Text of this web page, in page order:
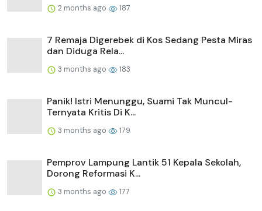
2 months ago 187
7 Remaja Digerebek di Kos Sedang Pesta Miras
dan Diduga Rela...
3 months ago 183
Panik! Istri Menunggu, Suami Tak Muncul-
Ternyata Kritis Di K...
3 months ago 179
Pemprov Lampung Lantik 51 Kepala Sekolah,
Dorong Reformasi K...
3 months ago 177